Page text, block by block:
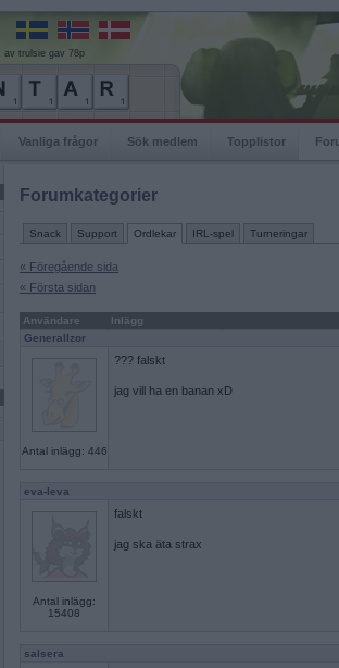
av trulsie gav 78p
Vanliga frågor Sök medlem Topplistor
Forumkategorier
Snack Support Ordlekar IRL-spel Turneringar
« Föregående sida
« Första sidan
Användare
Inlägg
GeneralIzor
Antal inlägg: 446
??? falskt
jag vill ha en banan xD
eva-leva
Antal inlägg:
15408
falskt
jag ska äta strax
salsera